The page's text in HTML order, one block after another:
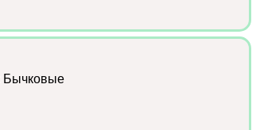
Бычковые